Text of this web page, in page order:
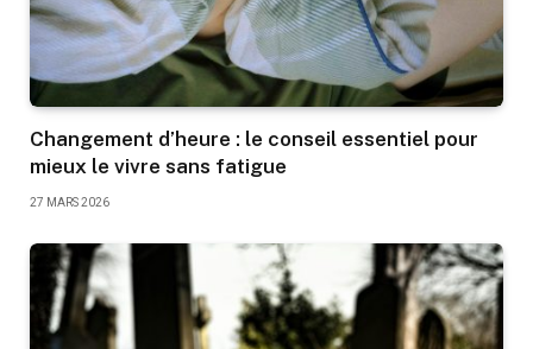
Changement d’heure : le conseil essentiel pour
mieux le vivre sans fatigue
27 MARS 2026